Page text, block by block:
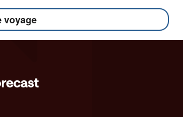
voyage